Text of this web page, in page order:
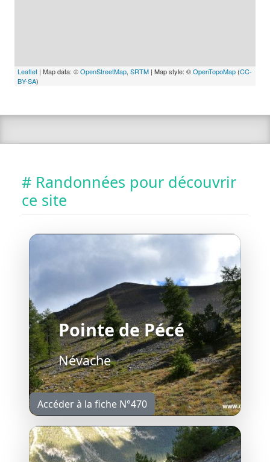
Leaflet | Map data: ©OpenStreetMap, SRTM | Map style: ©OpenTopoMap (CC-
BY-SA)
# Randonnées pour découvrir
ce site
Pointe de Pécé
Névache
Accéder à la fiche N°470